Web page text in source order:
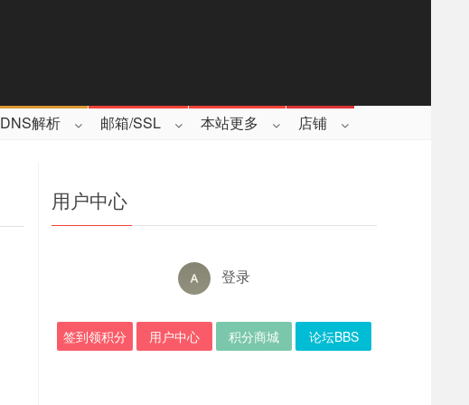
DNS解析 邮箱/SSL 本站更多 店铺
用户中心
登录
签到领积分 用户中心 积分商城 论坛BBS